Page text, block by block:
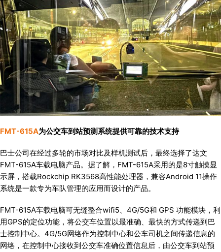
FMT-615A为公交车到站预测系统提供可靠的技术支持
巴士公司在经过多轮的市场对比及样机测试后，最终选择了达文
FMT-615A车载电脑产品。据了解，FMT-615A采用的是8寸触摸显
示屏，搭载Rockchip RK3568高性能处理器，兼容Android 11操作
系统是一款专为车队管理的应用而设计的产品。
FMT-615A车载电脑可无缝整合wifi5、4G/5G和 GPS 功能模块，利
用GPS的定位功能，将公交车位置以最准确、最快的方式传递到巴
士控制中心。4G/5G网络作为控制中心和公车司机之间传递信息的
网络，在控制中心接收到公交车准确位置信息后，由公交车到站预